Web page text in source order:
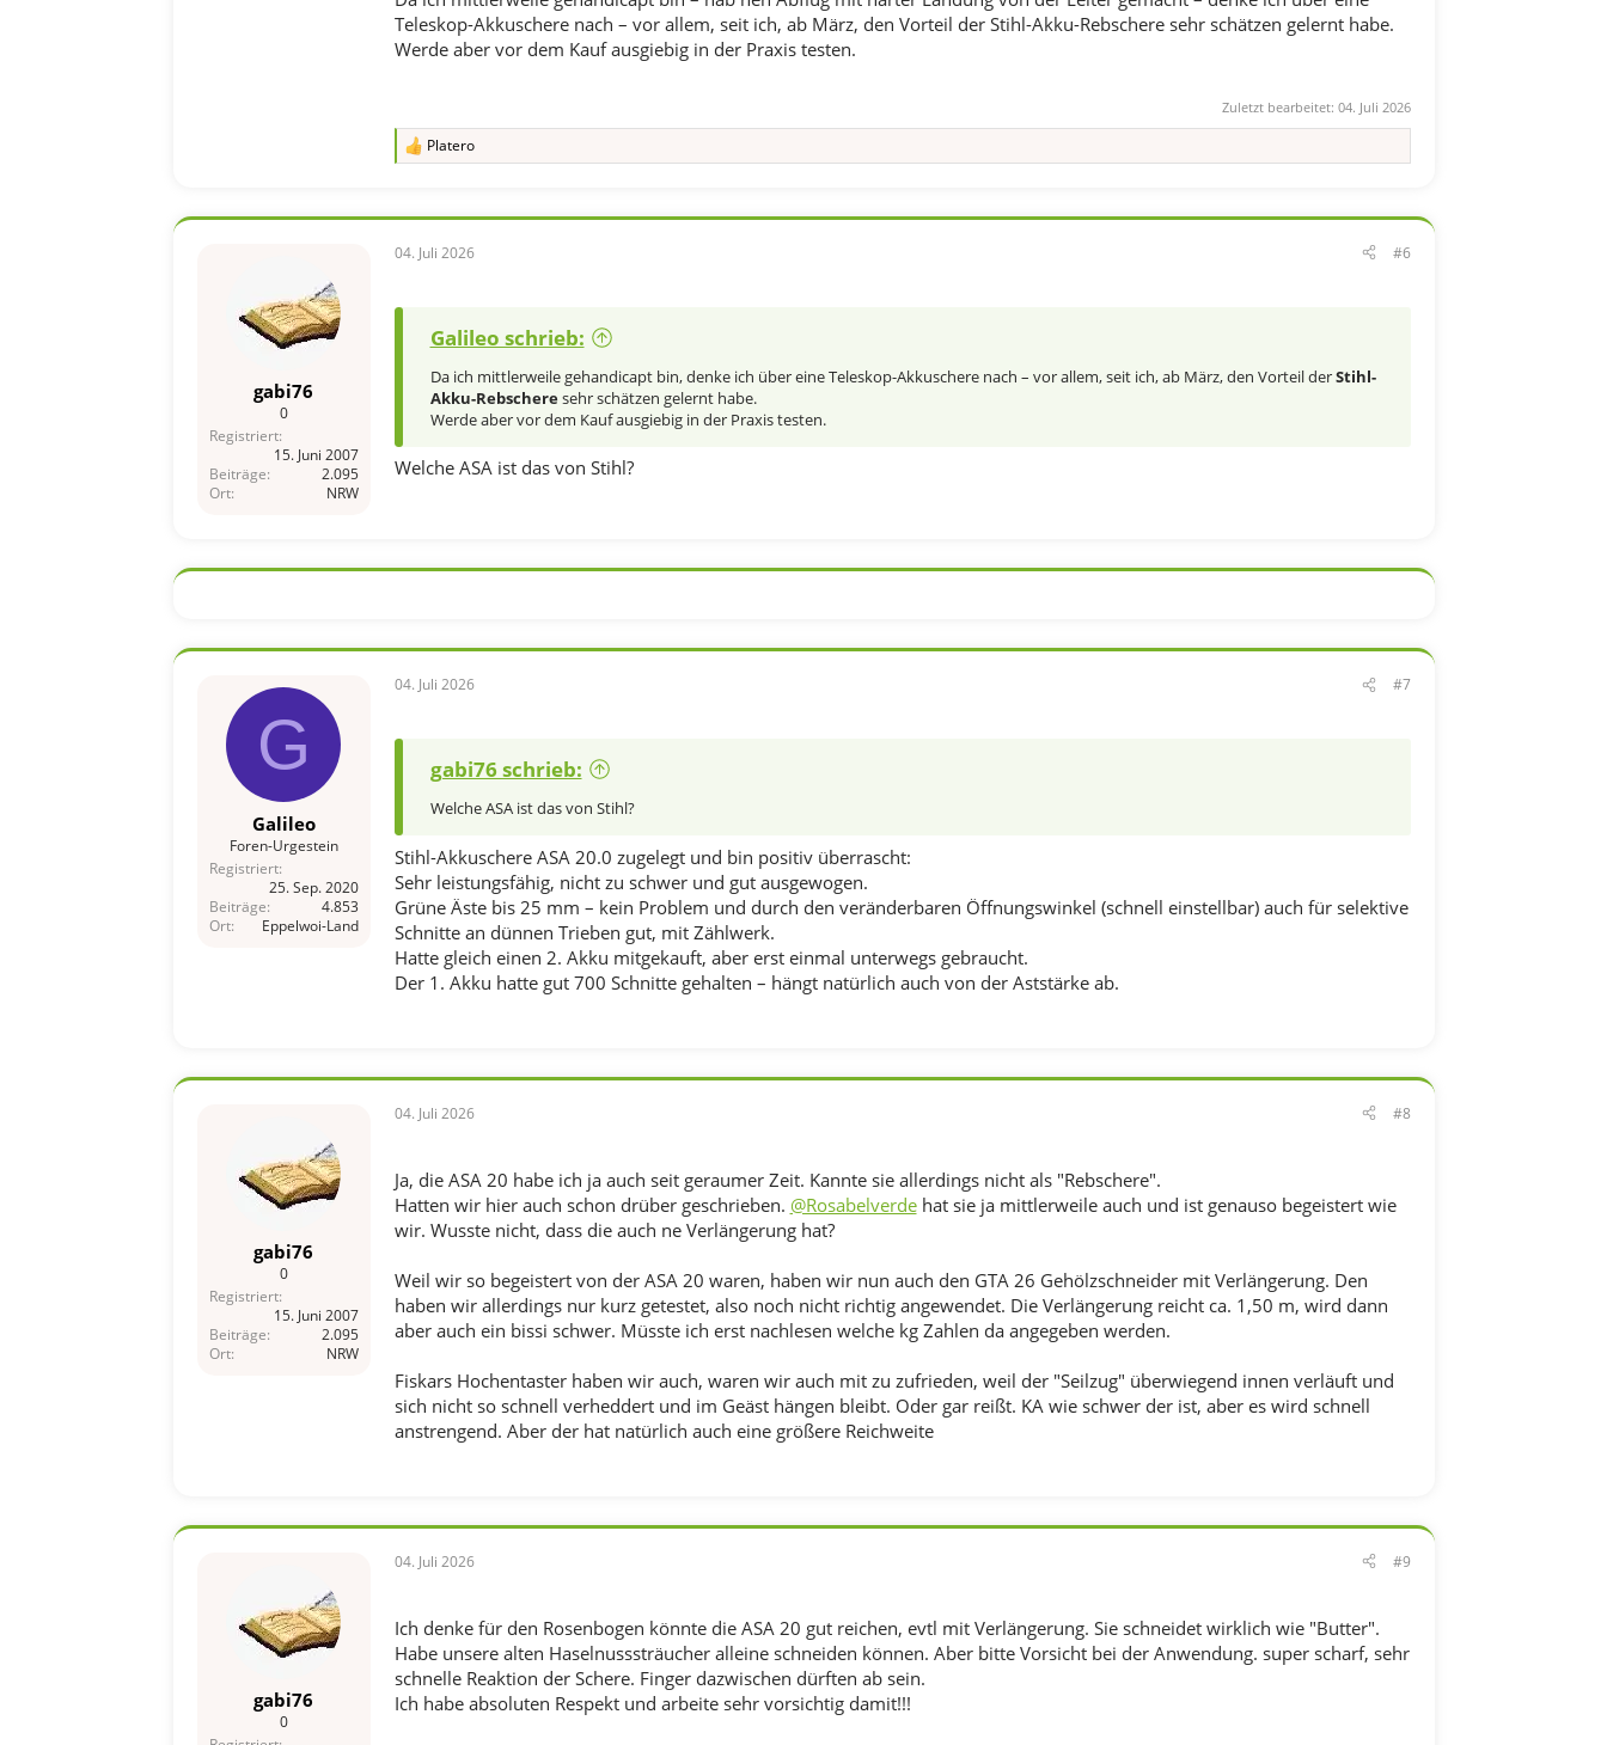
Teleskop-Akkuschere nach – vor allem, seit ich, ab März, den Vorteil der Stihl-Akku-Rebschere sehr schätzen gelernt habe.
Werde aber vor dem Kauf ausgiebig in der Praxis testen.
Zuletzt bearbeitet: 04. Juli 2026
R
i
e
Platero
gabi76
0
Registriert
15. Juni 2007
Beiträge
2.095
Ort
NRW
04. Juli 2026 #6
Galileo schrieb:
Da ich mittlerweile gehandicapt bin, denke ich über eine Teleskop-Akkuschere nach – vor allem, seit ich, ab März, den Vorteil derStihl-
Akku-Rebscheresehr schätzen gelernt habe.
Werde aber vor dem Kauf ausgiebig in der Praxis testen.
Welche ASA ist das von Stihl?
G
Galileo
Foren-Urgestein
Registriert
25. Sep. 2020
Beiträge
4.853
Ort
Eppelwoi-Land
04. Juli 2026 #7
gabi76 schrieb:
Welche ASA ist das von Stihl?
Stihl-Akkuschere ASA 20.0 zugelegt und bin positiv überrascht:
Sehr leistungsfähig, nicht zu schwer und gut ausgewogen.
Grüne Äste bis 25 mm – kein Problem und durch den veränderbaren Öffnungswinkel (schnell einstellbar) auch für selektive
Schnitte an dünnen Trieben gut, mit Zählwerk.
Hatte gleich einen 2. Akku mitgekauft, aber erst einmal unterwegs gebraucht.
Der 1. Akku hatte gut 700 Schnitte gehalten – hängt natürlich auch von der Aststärke ab.
gabi76
0
Registriert
15. Juni 2007
Beiträge
2.095
Ort
NRW
04. Juli 2026 #8
Ja, die ASA 20 habe ich ja auch seit geraumer Zeit. Kannte sie allerdings nicht als "Rebschere".
Hatten wir hier auch schon drüber geschrieben. @Rosabelverdehat sie ja mittlerweile auch und ist genauso begeistert wie
wir. Wusste nicht, dass die auch ne Verlängerung hat?
Weil wir so begeistert von der ASA 20 waren, haben wir nun auch den GTA 26 Gehölzschneider mit Verlängerung. Den
haben wir allerdings nur kurz getestet, also noch nicht richtig angewendet. Die Verlängerung reicht ca. 1,50 m, wird dann
aber auch ein bissi schwer. Müsste ich erst nachlesen welche kg Zahlen da angegeben werden.
Fiskars Hochentaster haben wir auch, waren wir auch mit zu zufrieden, weil der "Seilzug" überwiegend innen verläuft und
sich nicht so schnell verheddert und im Geäst hängen bleibt. Oder gar reißt. KA wie schwer der ist, aber es wird schnell
anstrengend. Aber der hat natürlich auch eine größere Reichweite
gabi76
0
04. Juli 2026 #9
Ich denke für den Rosenbogen könnte die ASA 20 gut reichen, evtl mit Verlängerung. Sie schneidet wirklich wie "Butter".
Habe unsere alten Haselnusssträucher alleine schneiden können. Aber bitte Vorsicht bei der Anwendung. super scharf, sehr
schnelle Reaktion der Schere. Finger dazwischen dürften ab sein.
Ich habe absoluten Respekt und arbeite sehr vorsichtig damit!!!